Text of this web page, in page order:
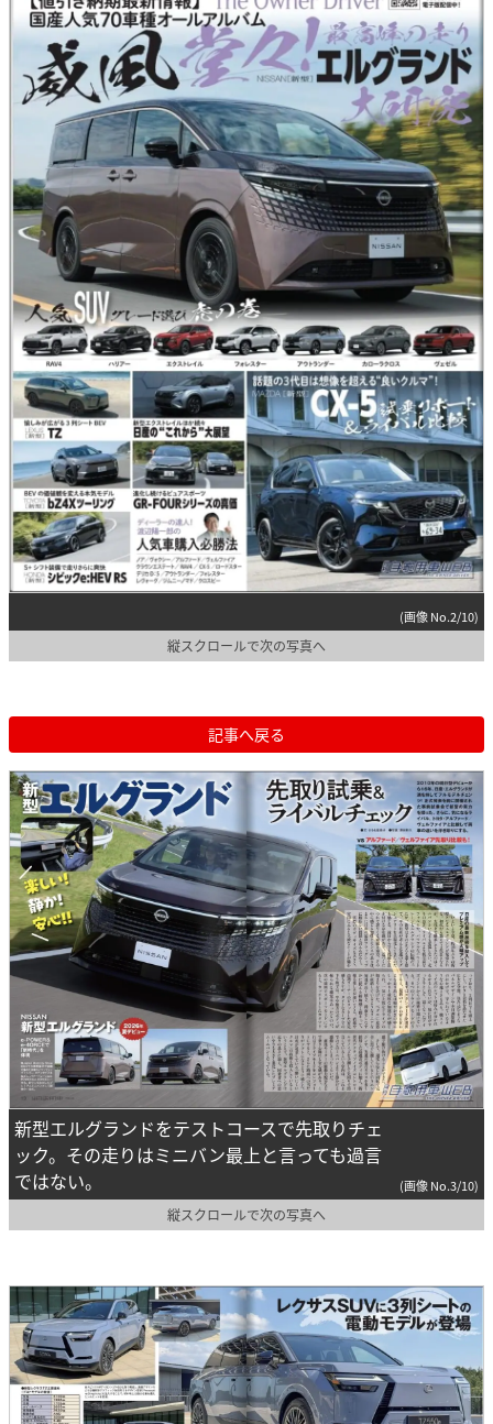
(画像 No.2/10)
縦スクロールで次の写真へ
記事へ戻る
新型エルグランドをテストコースで先取りチェ
ック。その走りはミニバン最上と言っても過言
ではない。
(画像 No.3/10)
縦スクロールで次の写真へ